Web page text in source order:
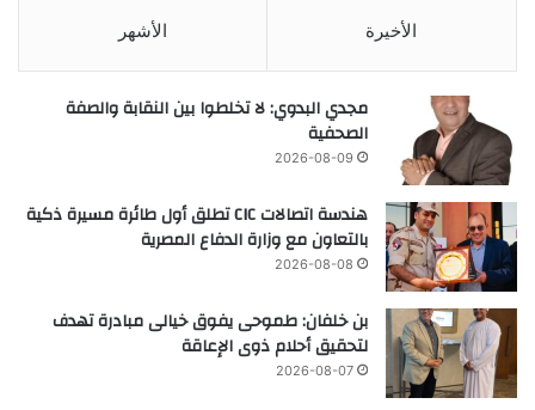
الأخيرة الأشهر
مجدي البدوي: لا تخلطوا بين النقابة والصفة
الصحفية
2026-08-09
هندسة اتصالات CIC تطلق أول طائرة مسيرة ذكية
بالتعاون مع وزارة الدفاع المصرية
2026-08-08
بن خلفان: طموحى يفوق خيالى مبادرة تهدف
لتحقيق أحلام ذوى الإعاقة
2026-08-07